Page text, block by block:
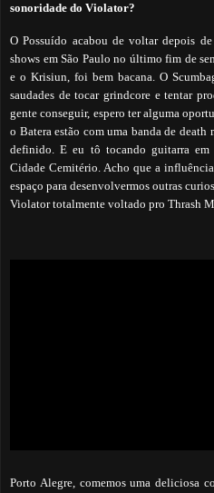
sonoridade do Violator?
O Possuído acabou de voltar depois
shows em São Paulo no último fim de
e o Krisiun, foi bem bacana. O
saudades de tocar grindcore e tentar
gente conseguir, espero ter alguma
o Batera estão com uma banda de death
definido. E eu tô tocando guitarra em
Cidade Cemitério. Acho que a
espaço para desenvolvermos outras
Violator totalmente voltado pro Thrash
Porto Alegre, comemos uma deliciosa